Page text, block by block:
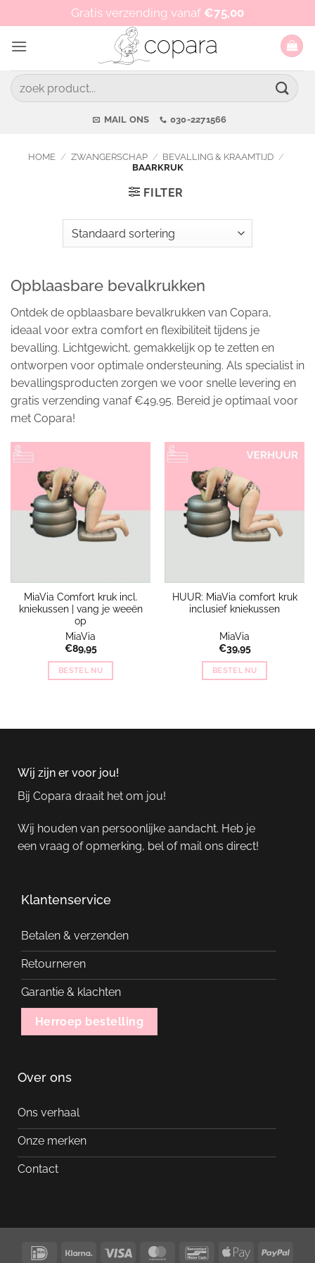
naar
inhoud
Op werkdagen vóór 15:00 besteld, zelfde dag verzonden!
Zoeken
naar:
MAIL ONS 030-2271566
HOME / ZWANGERSCHAP / BEVALLING & KRAAMTIJD /
BAARKRUK
FILTER
Opblaasbare bevalkrukken
Ontdek de opblaasbare bevalkrukken van Copara,
ideaal voor extra comfort en flexibiliteit tijdens je
bevalling. Lichtgewicht, gemakkelijk op te zetten en
ontworpen voor optimale ondersteuning. Als specialist in
bevallingsproducten zorgen we voor snelle levering en
gratis verzending vanaf €49,95. Bereid je optimaal voor
met Copara!
MiaVia Comfort kruk incl.
kniekussen | vang je weeën
op
MiaVia
€89,95
BESTEL NU
HUUR: MiaVia comfort kruk
inclusief kniekussen
MiaVia
€39,95
BESTEL NU
Wij zijn er voor jou!
Bij Copara draait het om jou!
Wij houden van persoonlijke aandacht. Heb je
een vraag of opmerking, bel of mail ons direct!
Klantenservice
Betalen & verzenden
Retourneren
Garantie & klachten
Herroep bestelling
Over ons
Ons verhaal
Onze merken
Contact
IDeal Klarna Visa MasterCardBancontactApple
Gratis verzending vanaf €75,00